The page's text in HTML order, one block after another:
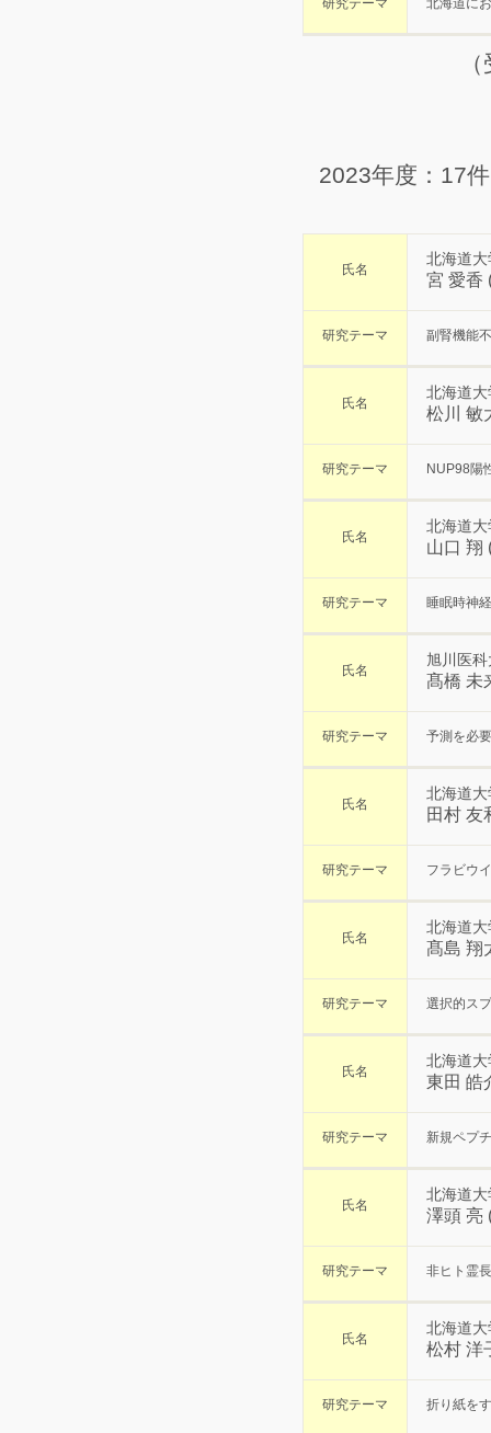
研究テーマ 北海道に
2023年度：17
氏名
北海道
宮 愛香
研究テーマ 副腎機能
氏名
北海道
松川 敏
研究テーマ NUP98陽
氏名
北海道
山口 翔
研究テーマ 睡眠時神
氏名
旭川医
髙橋 未
研究テーマ 予測を必
氏名
北海道
田村 友
研究テーマ フラビウ
氏名
北海道
髙島 翔
研究テーマ 選択的ス
氏名
北海道
東田 皓
研究テーマ 新規ペプ
氏名
北海道
澤頭 亮
研究テーマ 非ヒト霊
氏名
北海道
松村 洋
研究テーマ 折り紙を